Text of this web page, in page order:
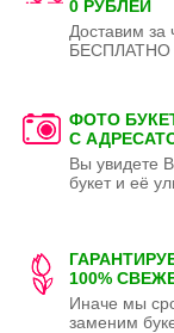
0 РУБЛЕЙ
Доставим за
БЕСПЛАТНО
ФОТО
С
Вы увидете
букет и её
100%
Иначе мы
заменим